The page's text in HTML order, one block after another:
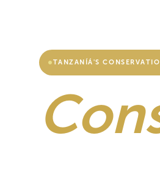
TANZANÍÁ'S